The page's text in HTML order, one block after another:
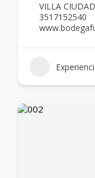
VILLA
3517152540